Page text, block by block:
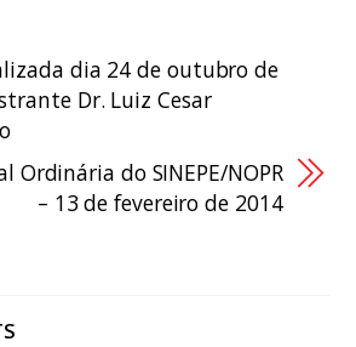
dia 24 de outubro de
Dr. Luiz Cesar
Ordinária do SINEPE/NOPR
– 13 de fevereiro de 2014